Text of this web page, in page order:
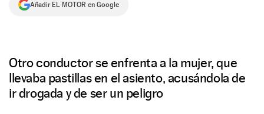
Añadir EL MOTOR en Google
Otro conductor se enfrenta a la mujer, que
llevaba pastillas en el asiento, acusándola de
ir drogada y de ser un peligro